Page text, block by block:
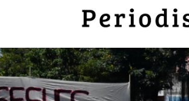
Piden mantener la libertad provisional de Sandra
ARENA y FMLN apuestan por mujeres en sus fórmulas
A María Hildaura le falló el Estado OPINIÓN